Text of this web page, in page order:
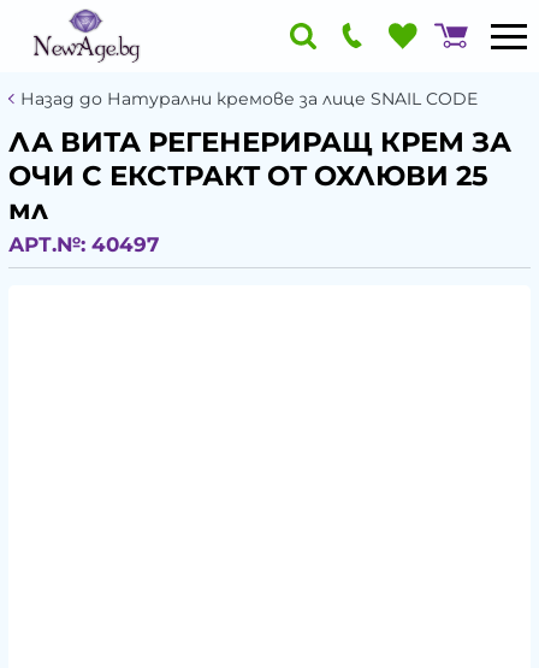
Назад до Натурални кремове за лице SNAIL CODE
ЛА ВИТА РЕГЕНЕРИРАЩ КРЕМ ЗА
ОЧИ С ЕКСТРАКТ ОТ ОХЛЮВИ 25
мл
АРТ.№: 40497